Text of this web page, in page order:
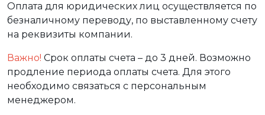
Оплата для юридических лиц осуществляется по
безналичному переводу, по выставленному счету
на реквизиты компании.
Важно! Срок оплаты счета – до 3 дней. Возможно
продление периода оплаты счета. Для этого
необходимо связаться с персональным
менеджером.